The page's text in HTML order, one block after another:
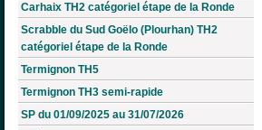
Carhaix TH2 catégoriel étape de la Ronde
Scrabble du Sud Goëlo (Plourhan) TH2
catégoriel étape de la Ronde
Termignon TH5
Termignon TH3 semi-rapide
SP du 01/09/2025 au 31/07/2026